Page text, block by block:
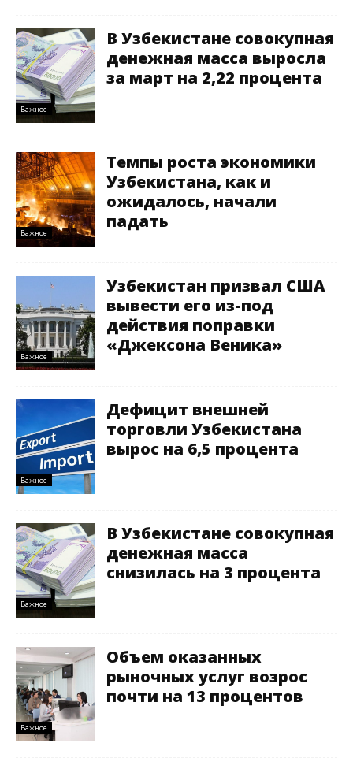
Важное
В Узбекистане совокупная
денежная масса выросла
за март на 2,22 процента
Важное
Темпы роста экономики
Узбекистана, как и
ожидалось, начали
падать
Важное
Узбекистан призвал США
вывести его из-под
действия поправки
«Джексона Веника»
Важное
Дефицит внешней
торговли Узбекистана
вырос на 6,5 процента
Важное
В Узбекистане совокупная
денежная масса
снизилась на 3 процента
Важное
Объем оказанных
рыночных услуг возрос
почти на 13 процентов